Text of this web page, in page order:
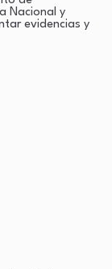
Nacional y
evidencias y